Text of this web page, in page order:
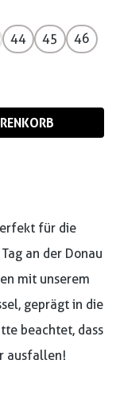
44 45
46
für die
an der Donau
mit unserem
geprägt in die
beachtet, dass
ausfallen!